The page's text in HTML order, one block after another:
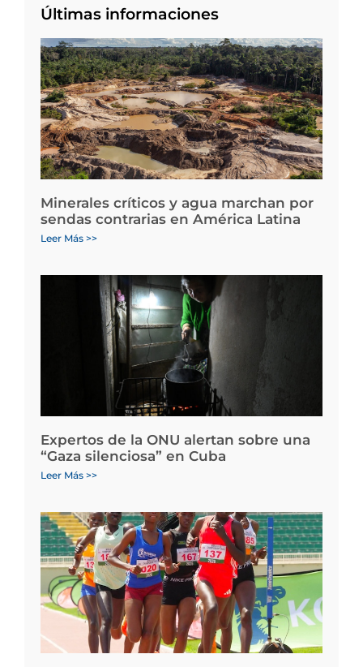
Últimas informaciones
Minerales críticos y agua marchan por
sendas contrarias en América Latina
Leer Más >>
Expertos de la ONU alertan sobre una
“Gaza silenciosa” en Cuba
Leer Más >>